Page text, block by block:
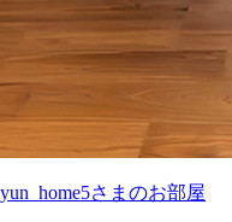
yun_home5さまのお部屋